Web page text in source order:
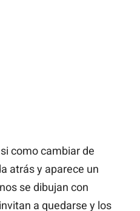
como cambiar de
atrás y aparece un
se dibujan con
a quedarse y los